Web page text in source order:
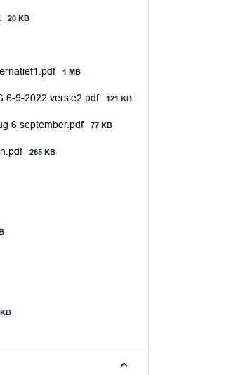
20 KB
1 MB
6-9-2022 versie2.pdf 121 KB
6 september.pdf 77 KB
265 KB